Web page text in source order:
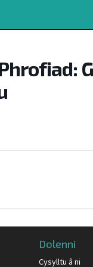
Dolenni
Cysylltu â ni